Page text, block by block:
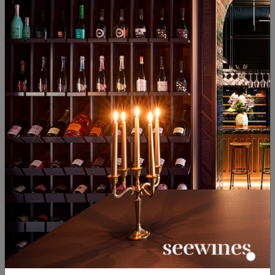
Орбелия Мелник 55 Естейт
Ризърв 2021
България
Ранна Мелн. Лоза
2296 € 4491 лв.
Орбелия Мелник Естейт
Ризърв 2019
България |
Широка мелнишка лоза
2173 42 лв.
1738 34 лв.
- 10%